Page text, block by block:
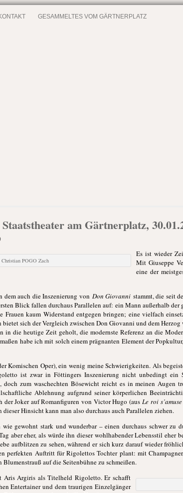
GESAMMELTES VOM GÄRTNERPLATZ
am Gärtnerplatz,
Christian POGO Zach
Es ist wieder
Mit Giuseppe
eine der
dem auch die Inszenierung von Don Giovanni stammt, die seit
Blick fallen durchaus Parallelen auf: ein Mann außerhalb der
Frauen kaum Widerstand entgegen bringen; eine vielfach
sich der Vergleich zwischen Don Giovanni und dem
in die heutige Zeit geholt, die modernste Referenz an die
habe ich mit solch einem prägnanten Element der
Komischen Oper), ein wenig meine Schwierigkeiten. Als
ist zwar in Föttingers Inszenierung nicht unbedingt ein
zum waschechten Bösewicht reicht es in meinen Augen
Ablehnung aufgrund seiner körperlichen
der Joker auf Romanfiguren von Victor Hugo (ausLe roi
Hinsicht kann man also durchaus auch Parallelen ziehen.
gewohnt stark und wunderbar – einen durchaus schwer zu
aber eher, als würde ihn dieser wohlhabender Lebensstil
aufblitzen zu sehen, während er sich kurz darauf wieder
perfekten Auftritt für Rigolettos Tochter plant: mit
auf die Seitenbühne zu schmeißen.
Aris Argiris als Titelheld Rigoletto. Er schafft
Entertainer und dem traurigen Einzelgänger